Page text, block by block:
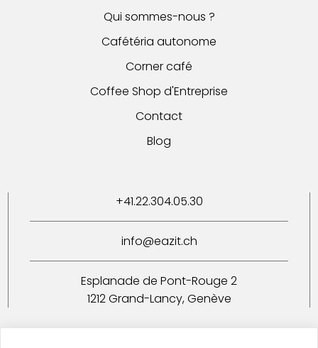
Qui sommes-nous ?
Cafétéria autonome
Corner café
Coffee Shop d'Entreprise
Contact
Blog
+41.22.304.05.30
info@eazit.ch
Esplanade de Pont-Rouge 2
1212 Grand-Lancy, Genève